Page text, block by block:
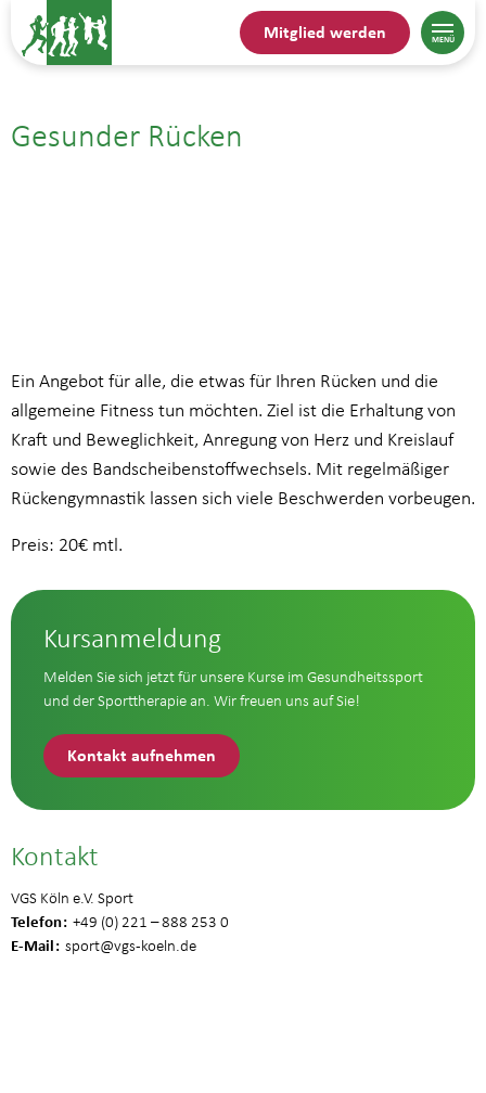
Mitglied werden
Gesunder Rücken
Ein Angebot für alle, die etwas für Ihren Rücken und die
allgemeine Fitness tun möchten. Ziel ist die Erhaltung von
Kraft und Beweglichkeit, Anregung von Herz und Kreislauf
sowie des Bandscheibenstoffwechsels. Mit regelmäßiger
Rückengymnastik lassen sich viele Beschwerden vorbeugen.
Preis: 20€ mtl.
Kursanmeldung
Melden Sie sich jetzt für unsere Kurse im Gesundheitssport
und der Sporttherapie an. Wir freuen uns auf Sie!
Kontakt aufnehmen
Kontakt
VGS Köln e.V. Sport
Telefon +49 (0) 221 – 888 253 0
E-Mail sport@vgs-koeln.de